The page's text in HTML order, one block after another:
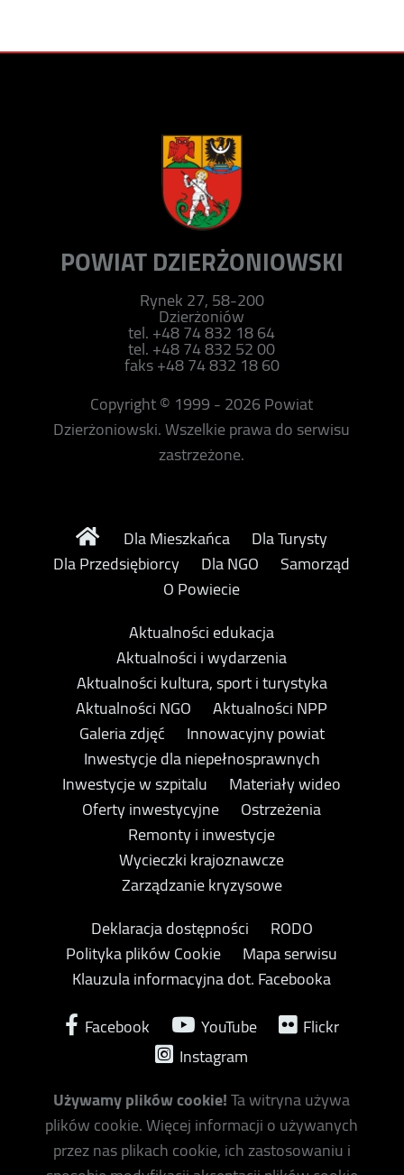
POWIAT DZIERŻONIOWSKI
Rynek 27, 58-200
Dzierżoniów
tel. +48 74 832 18 64
tel. +48 74 832 52 00
faks +48 74 832 18 60
Copyright © 1999 - 2026 Powiat
Dzierżoniowski. Wszelkie prawa do serwisu
zastrzeżone.
Dla Mieszkańca
Dla Turysty
Dla Przedsiębiorcy
Dla NGO
Samorząd
O Powiecie
Aktualności edukacja
Aktualności i wydarzenia
Aktualności kultura, sport i turystyka
Aktualności NGO
Aktualności NPP
Galeria zdjęć
Innowacyjny powiat
Inwestycje dla niepełnosprawnych
Inwestycje w szpitalu
Materiały wideo
Oferty inwestycyjne
Ostrzeżenia
Remonty i inwestycje
Wycieczki krajoznawcze
Zarządzanie kryzysowe
Deklaracja dostępności
RODO
Polityka plików Cookie
Mapa serwisu
Klauzula informacyjna dot. Facebooka
Facebook
YouTube
Flickr
Instagram
Używamy plików cookie!Ta witryna używa
plików cookie. Więcej informacji o używanych
przez nas plikach cookie, ich zastosowaniu i